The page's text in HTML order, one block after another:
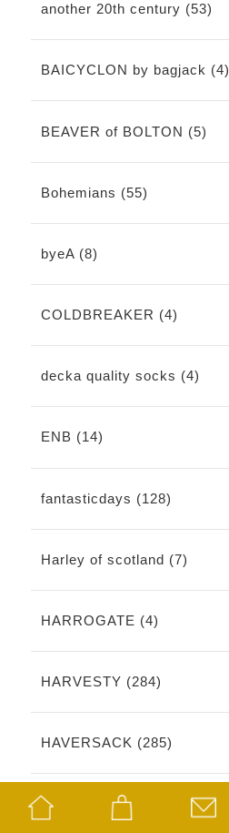
another 20th century (53)
BAICYCLON by bagjack (4)
BEAVER of BOLTON (5)
Bohemians (55)
byeA (8)
COLDBREAKER (4)
decka quality socks (4)
ENB (14)
fantasticdays (128)
Harley of scotland (7)
HARROGATE (4)
HARVESTY (284)
HAVERSACK (285)
IKITSUKE (19)